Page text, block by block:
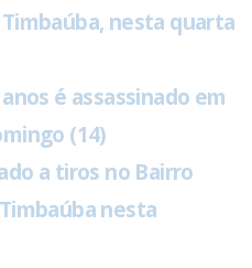
nesta quarta
é assassinado em
(14)
a tiros no Bairro
nesta